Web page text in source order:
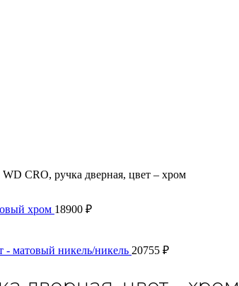
CRO, ручка дверная, цвет – хром
хром 18900 ₽
- матовый никель/никель 20755 ₽